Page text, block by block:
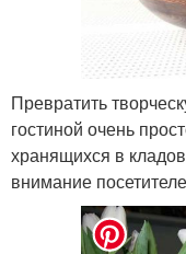
Превратить
гостиной очень
хранящихся в
внимание